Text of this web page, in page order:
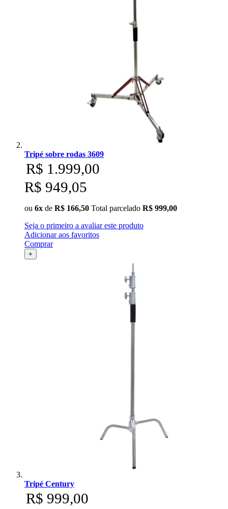
Tripé sobre rodas 3609
R$ 1.999,00
R$ 949,05
ou 6x de R$ 166,50 Total parcelado R$ 999,00
Seja o primeiro a avaliar este produto
Adicionar aos favoritos
Comprar
+
Tripé Century
R$ 999,00